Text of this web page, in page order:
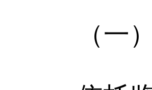
（一